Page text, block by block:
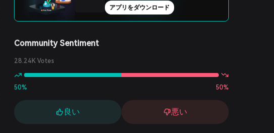
アプリをダウンロード
Community Sentiment
28.24K Votes
50% 50%
良い 悪い